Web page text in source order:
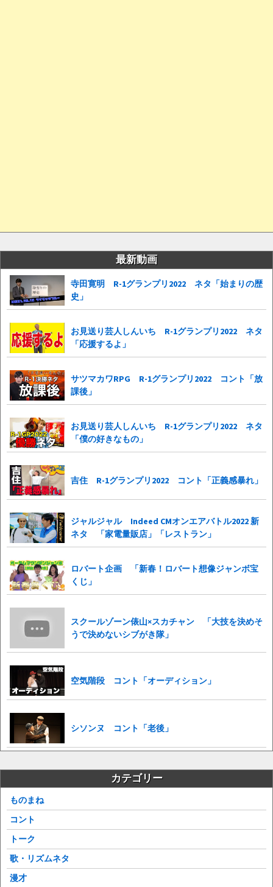
最新動画
寺田寛明 R-1グランプリ2022 ネタ「始まりの歴
史」
お見送り芸人しんいち R-1グランプリ2022 ネタ
「応援するよ」
サツマカワRPG R-1グランプリ2022 コント「放
課後」
お見送り芸人しんいち R-1グランプリ2022 ネタ
「僕の好きなもの」
吉住 R-1グランプリ2022 コント「正義感暴れ」
ジャルジャル Indeed CMオンエアバトル2022 新
ネタ 「家電量販店」「レストラン」
ロバート企画 「新春！ロバート想像ジャンボ宝
くじ」
スクールゾーン俵山×スカチャン 「大技を決めそ
うで決めないシブがき隊」
空気階段 コント「オーディション」
シソンヌ コント「老後」
カテゴリー
ものまね
コント
トーク
歌・リズムネタ
漫才